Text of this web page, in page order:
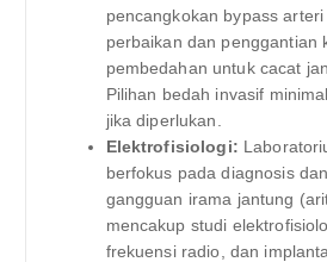
pencangkokan bypass arteri
perbaikan dan penggantian
pembedahan untuk cacat
Pilihan bedah invasif
jika diperlukan.
Elektrofisiologi:
berfokus pada diagnosis
gangguan irama jantung
mencakup studi
frekuensi radio, dan